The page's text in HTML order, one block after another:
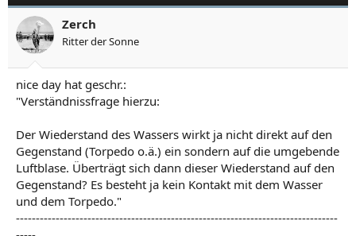
Zerch
Ritter der Sonne
nice day hat geschr.:
"Verständnissfrage hierzu:
Der Wiederstand des Wassers wirkt ja nicht direkt auf den
Gegenstand (Torpedo o.ä.) ein sondern auf die umgebende
Luftblase. Überträgt sich dann dieser Wiederstand auf den
Gegenstand? Es besteht ja kein Kontakt mit dem Wasser
und dem Torpedo."
---------------------------------------------------------------------------------